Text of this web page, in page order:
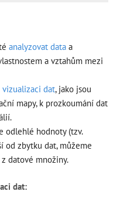
analyzovat dataa
a vztahům mezi
vizualizaci dat, jako jsou
mapy, k prozkoumání dat
odlehlé hodnoty (tzv.
od zbytku dat, můžeme
datové množiny.
dat: